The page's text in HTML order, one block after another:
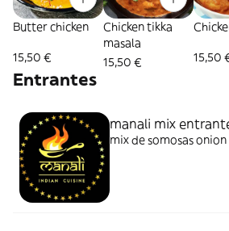
Butter chicken
15,50 €
Chicken tikka
masala
15,50 €
15,50
Entrantes
manali mix
mix de somosas